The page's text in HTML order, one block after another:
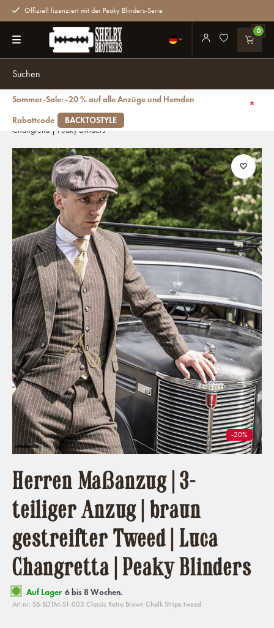
Offiziell lizenziert mit der Peaky Blinders-Serie
0
Sommer-Sale: -20 % auf alle Anzüge und Hemden
Rabattcode
BACKTOSTYLE
Herren Maßanzug | 3-teiliger Anzug | braun gestreifter Tweed | Luca
Changretta | Peaky Blinders
-20%
Herren Maßanzug | 3-
teiliger Anzug | braun
gestreifter Tweed | Luca
Changretta | Peaky Blinders
Auf Lager 6 bis 8 Wochen.
Art.nr: SB-BDTM-ST-003 Classic Retro Brown Chalk Stripe tweed